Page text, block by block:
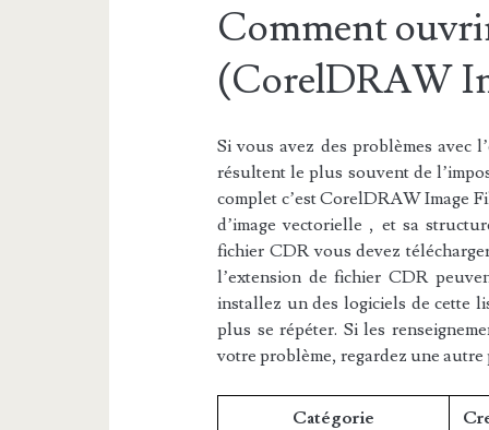
Comment
(CorelDRAW
Si vous avez des problèmes avec
résultent le plus souvent de
complet c’est CorelDRAW Image
d’image vectorielle , et sa
fichier CDR vous devez
l’extension de fichier CDR
installez un des logiciels de cette
plus se répéter. Si les
votre problème, regardez une autre
Catégorie